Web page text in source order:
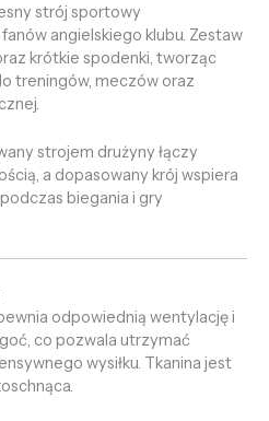
strój sportowy
angielskiego klubu. Zestaw
krótkie spodenki, tworząc
treningów, meczów oraz
strojem drużyny łączy
a dopasowany krój wspiera
biegania i gry
odpowiednią wentylację i
co pozwala utrzymać
wysiłku. Tkanina jest